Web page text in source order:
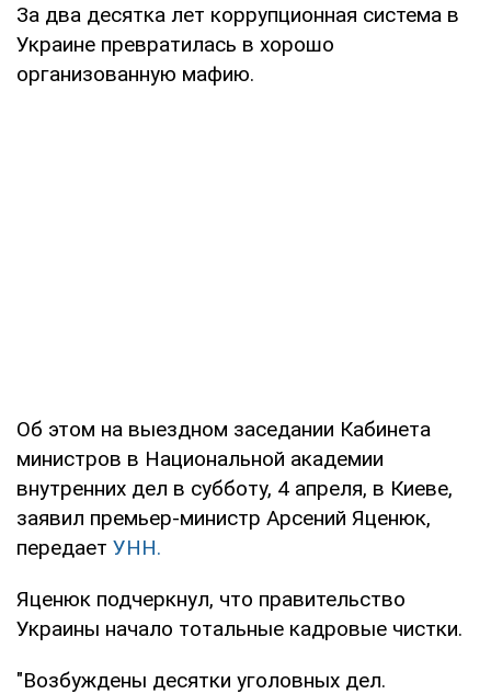
За два десятка лет коррупционная система в
Украине превратилась в хорошо
организованную мафию.
Об этом на выездном заседании Кабинета
министров в Национальной академии
внутренних дел в субботу, 4 апреля, в Киеве,
заявил премьер-министр Арсений Яценюк,
передает УНН.
Яценюк подчеркнул, что правительство
Украины начало тотальные кадровые чистки.
"Возбуждены десятки уголовных дел.